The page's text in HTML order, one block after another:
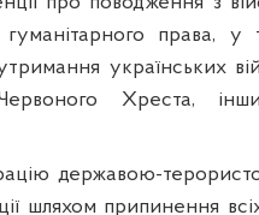
права, у
українських
Хреста,
державою-
шляхом припинення